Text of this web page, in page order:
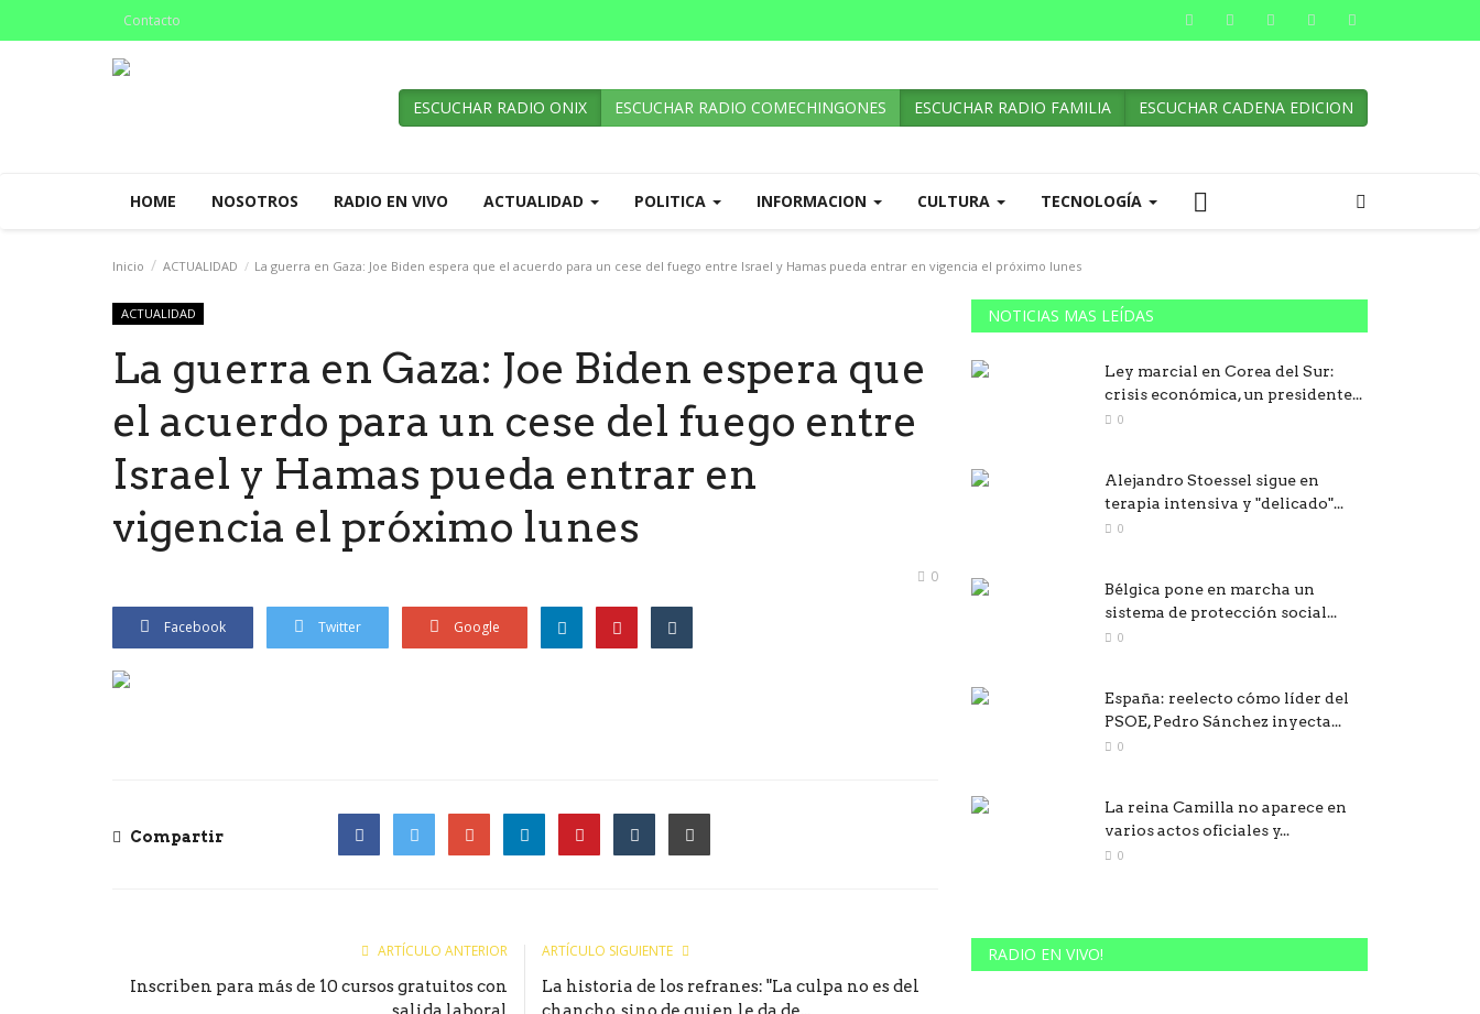
Contacto
ESCUCHAR RADIO ONIX ESCUCHAR RADIO COMECHINGONES ESCUCHAR RADIO FAMILIA ESCUCHAR CADENA EDICION
HOME NOSOTROS RADIO EN VIVO ACTUALIDAD POLITICA INFORMACION CULTURA TECNOLOGÍA
Inicio ACTUALIDAD La guerra en Gaza: Joe Biden espera que el acuerdo para un cese del fuego entre Israel y Hamas pueda entrar en vigencia el próximo lunes
ACTUALIDAD
La guerra en Gaza: Joe Biden espera que
el acuerdo para un cese del fuego entre
Israel y Hamas pueda entrar en
vigencia el próximo lunes
0
Facebook Twitter Google
Compartir
ARTÍCULO ANTERIOR
Inscriben para más de 10 cursos gratuitos con
ARTÍCULO SIGUIENTE
La historia de los refranes: "La culpa no es del
NOTICIAS MAS LEÍDAS
Ley marcial en Corea del Sur:
crisis económica, un presidente...
0
Alejandro Stoessel sigue en
terapia intensiva y "delicado"...
0
Bélgica pone en marcha un
sistema de protección social...
0
España: reelecto cómo líder del
PSOE, Pedro Sánchez inyecta...
0
La reina Camilla no aparece en
varios actos oficiales y...
0
RADIO EN VIVO!